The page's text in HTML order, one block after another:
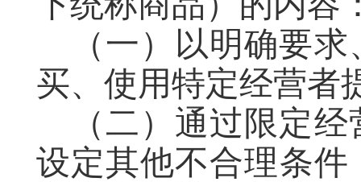
（一）以明确要
买、使用特定经营者
（二）通过限定
设定其他不合理条